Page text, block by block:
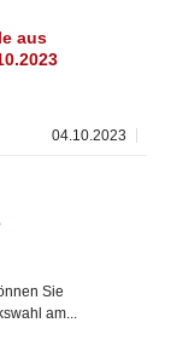
aus
04.10.2023
Sie
am...